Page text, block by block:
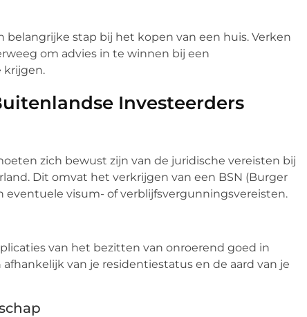
stap bij het kopen van een huis. Verken
om advies in te winnen bij een
krijgen.
Investeerders
zich bewust zijn van de juridische vereisten bij
Dit omvat het verkrijgen van een BSN (Burger
eventuele visum- of verblijfsvergunningsvereisten.
van het bezitten van onroerend goed in
van je residentiestatus en de aard van je